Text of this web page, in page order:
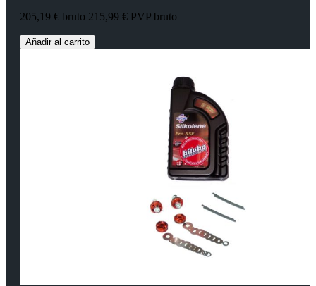
205,19 € bruto 215,99 € PVP bruto
Añadir al carrito